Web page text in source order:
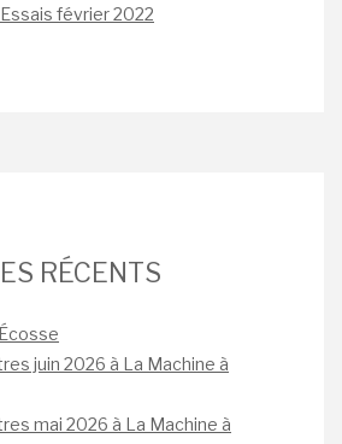
février 2022
RÉCENTS
juin 2026 à La Machine à
mai 2026 à La Machine à